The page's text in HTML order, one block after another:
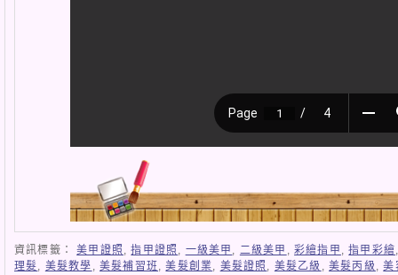
資訊標籤： 美甲證照 ,指甲證照 , 一級美甲 , 二級美甲 ,彩繪指甲 ,指甲彩繪
理髮, 美髮教學 ,美髮補習班 ,美髮創業, 美髮證照 , 美髮乙級 ,美髮丙級 ,美